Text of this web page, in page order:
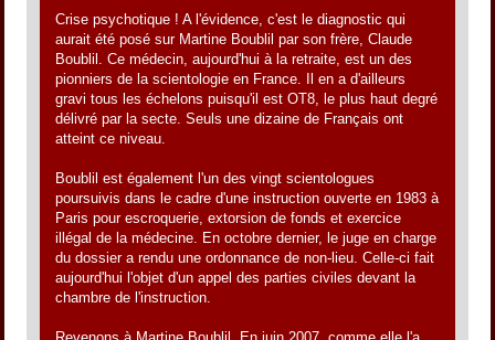
Crise psychotique ! A l'évidence, c'est le diagnostic qui
aurait été posé sur Martine Boublil par son frère, Claude
Boublil. Ce médecin, aujourd'hui à la retraite, est un des
pionniers de la scientologie en France. Il en a d'ailleurs
gravi tous les échelons puisqu'il est OT8, le plus haut degré
délivré par la secte. Seuls une dizaine de Français ont
atteint ce niveau.
Boublil est également l'un des vingt scientologues
poursuivis dans le cadre d'une instruction ouverte en 1983 à
Paris pour escroquerie, extorsion de fonds et exercice
illégal de la médecine. En octobre dernier, le juge en charge
du dossier a rendu une ordonnance de non-lieu. Celle-ci fait
aujourd'hui l'objet d'un appel des parties civiles devant la
chambre de l'instruction.